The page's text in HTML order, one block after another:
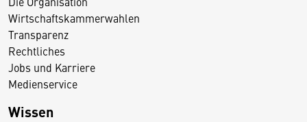
Wirtschaftskammerwahlen
Transparenz
Rechtliches
Jobs und Karriere
Medienservice
Wissen